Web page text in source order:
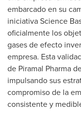
embarcado en su
iniciativa Science
oficialmente los
gases de efecto
empresa. Esta
de Piramal Pharma
impulsando sus
compromiso de la
consistente y